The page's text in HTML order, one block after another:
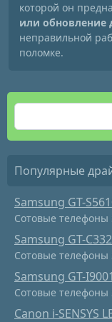
которой он
или обновление
неправильной
поломке.
Популярные
Samsung GT-
Сотовые телефоны
Samsung GT-
Сотовые телефоны
Samsung GT-
Сотовые телефоны
Canon i-SENSYS